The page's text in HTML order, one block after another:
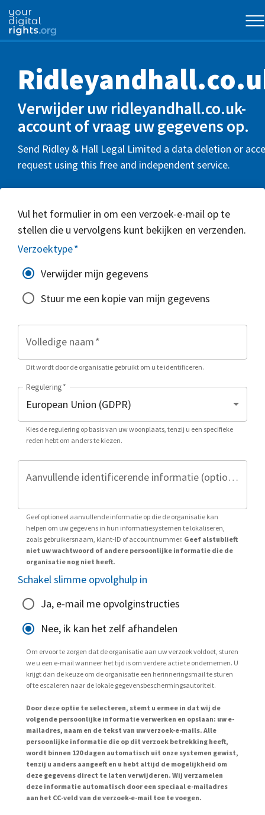
Verwijder uw ridleyandhall.co.uk-
account of vraag uw gegevens op.
Send Ridley & Hall Legal Limited a data deletion or
request using this free and independent service.
Vul het formulier in om een verzoek-e-mail op te
stellen die u vervolgens kunt bekijken en verzenden.
Verzoektype*
Verwijder mijn gegevens
Stuur me een kopie van mijn gegevens
Volledige naam*
Dit wordt door de organisatie gebruikt om u te identificeren.
Regulering*
Kies de regulering op basis van uw woonplaats, tenzij u een specifieke
reden hebt om anders te kiezen.
Aanvullende identificerende informatie (optioneel)
Geef optioneel aanvullende informatie op die de organisatie kan
helpen om uw gegevens in hun informatiesystemen te lokaliseren,
zoals gebruikersnaam, klant-ID of accountnummer. Geef alstublieft
niet uw wachtwoord of andere persoonlijke informatie die de
organisatie nog niet heeft.
Schakel slimme opvolghulp in
Ja, e-mail me opvolginstructies
Nee, ik kan het zelf afhandelen
Om ervoor te zorgen dat de organisatie aan uw verzoek voldoet, sturen
we u een e-mail wanneer het tijd is om verdere actie te ondernemen. U
krijgt dan de keuze om de organisatie een herinneringsmail te sturen
of te escaleren naar de lokale gegevensbeschermingsautoriteit.
Door deze optie te selecteren, stemt u ermee in dat wij de
volgende persoonlijke informatie verwerken en opslaan: uw e-
mailadres, naam en de tekst van uw verzoek-e-mails. Alle
persoonlijke informatie die op dit verzoek betrekking heeft,
wordt binnen 120 dagen automatisch uit onze systemen gewist,
tenzij u anders aangeeft en u hebt altijd de mogelijkheid om
deze gegevens direct te laten verwijderen. Wij verzamelen
deze informatie automatisch door een speciaal e-mailadres
aan het CC-veld van de verzoek-e-mail toe te voegen.